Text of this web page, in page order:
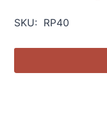
SKU: RP40